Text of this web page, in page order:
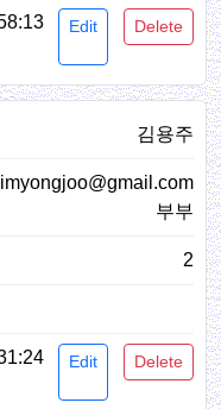
Edit Delete
김용주
부부
2
Edit Delete